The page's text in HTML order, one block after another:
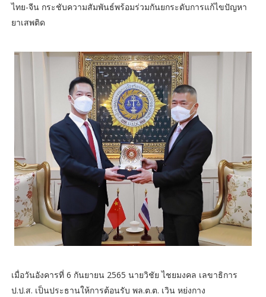
ไทย-จีน กระชับความสัมพันธ์พร้อมร่วมกันยกระดับการแก้ไขปัญหา
ยาเสพติด
เมื่อวันอังคารที่ 6 กันยายน 2565 นายวิชัย ไชยมงคล เลขาธิการ
ป.ป.ส. เป็นประธานให้การต้อนรับ พล.ต.ต. เวิน หย่งกาง